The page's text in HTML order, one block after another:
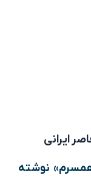
ایرانی
نوشته